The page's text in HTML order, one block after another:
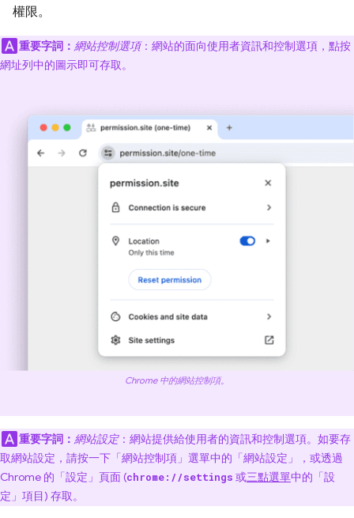
權限。
重要字詞： 網站控制選項：網站的面向使用者資訊和控制選項，點按
網址列中的圖示即可存取。
Chrome 中的網站控制項。
重要字詞： 網站設定：網站提供給使用者的資訊和控制選項。如要存
取網站設定，請按一下「網站控制項」選單中的「網站設定」
，或透過
Chrome 的「設定」 頁面 (chrome://settings 或三點選單中的「設
定」 項目) 存取。